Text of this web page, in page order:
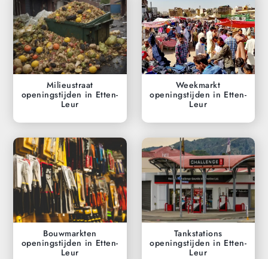
Milieustraat
openingstijden in Etten-
Leur
Weekmarkt
openingstijden in Etten-
Leur
Bouwmarkten
openingstijden in Etten-
Leur
Tankstations
openingstijden in Etten-
Leur